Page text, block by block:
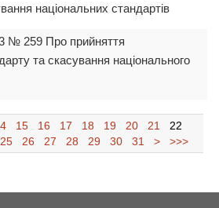
національних стандартів
№ 259 Про прийняття
та скасування національного
15 16 17 18 19 20 21
22
25 26 27 28 29 30 31 > >>>